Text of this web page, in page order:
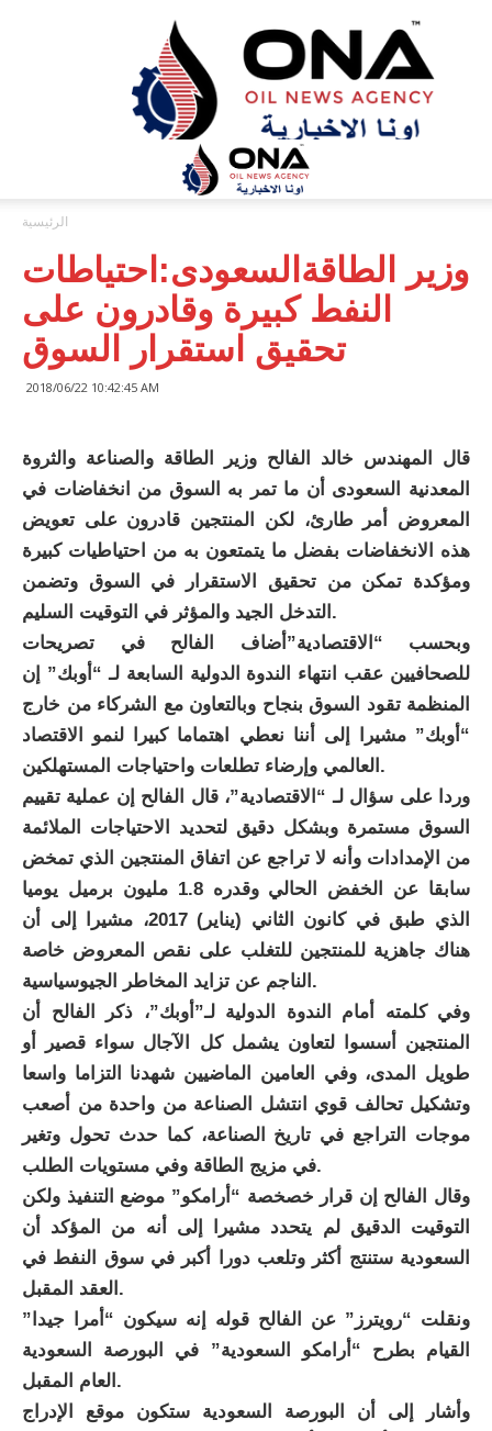
ONA™
NEWS
/
أونا
الاخبارية
الرئيسية
وزير الطاقةالسعودى:احتياطات
النفط كبيرة وقادرون على
تحقيق استقرار السوق
2018/06/22 10:42:45 AM
قال المهندس خالد الفالح وزير الطاقة والصناعة والثروة
المعدنية السعودى أن ما تمر به السوق من انخفاضات في
المعروض أمر طارئ، لكن المنتجين قادرون على تعويض
هذه الانخفاضات بفضل ما يتمتعون به من احتياطيات كبيرة
ومؤكدة تمكن من تحقيق الاستقرار في السوق وتضمن
التدخل الجيد والمؤثر في التوقيت السليم.
وبحسب “الاقتصادية”أضاف الفالح في تصريحات
للصحافيين عقب انتهاء الندوة الدولية السابعة لـ “أوبك” إن
المنظمة تقود السوق بنجاح وبالتعاون مع الشركاء من خارج
“أوبك” مشيرا إلى أننا نعطي اهتماما كبيرا لنمو الاقتصاد
العالمي وإرضاء تطلعات واحتياجات المستهلكين.
وردا على سؤال لـ “الاقتصادية”، قال الفالح إن عملية تقييم
السوق مستمرة وبشكل دقيق لتحديد الاحتياجات الملائمة
من الإمدادات وأنه لا تراجع عن اتفاق المنتجين الذي تمخض
سابقا عن الخفض الحالي وقدره 1.8 مليون برميل يوميا
الذي طبق في كانون الثاني (يناير) 2017، مشيرا إلى أن
هناك جاهزية للمنتجين للتغلب على نقص المعروض خاصة
الناجم عن تزايد المخاطر الجيوسياسية.
وفي كلمته أمام الندوة الدولية لـ”أوبك”، ذكر الفالح أن
المنتجين أسسوا لتعاون يشمل كل الآجال سواء قصير أو
طويل المدى، وفي العامين الماضيين شهدنا التزاما واسعا
وتشكيل تحالف قوي انتشل الصناعة من واحدة من أصعب
موجات التراجع في تاريخ الصناعة، كما حدث تحول وتغير
في مزيج الطاقة وفي مستويات الطلب.
وقال الفالح إن قرار خصخصة “أرامكو” موضع التنفيذ ولكن
التوقيت الدقيق لم يتحدد مشيرا إلى أنه من المؤكد أن
السعودية ستنتج أكثر وتلعب دورا أكبر في سوق النفط في
العقد المقبل.
ونقلت “رويترز” عن الفالح قوله إنه سيكون “أمرا جيدا”
القيام بطرح “أرامكو السعودية” في البورصة السعودية
العام المقبل.
وأشار إلى أن البورصة السعودية ستكون موقع الإدراج